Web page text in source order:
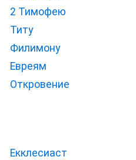
2 Тимофею
Титу
Филимону
Евреям
Откровение
Екклесиаст